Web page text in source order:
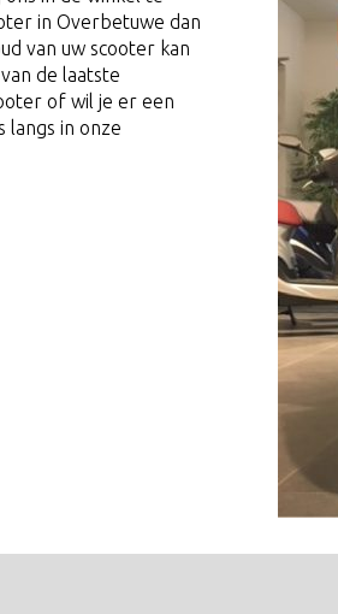
in Overbetuwe dan
van uw scooter kan
de laatste
of wil je er een
langs in onze